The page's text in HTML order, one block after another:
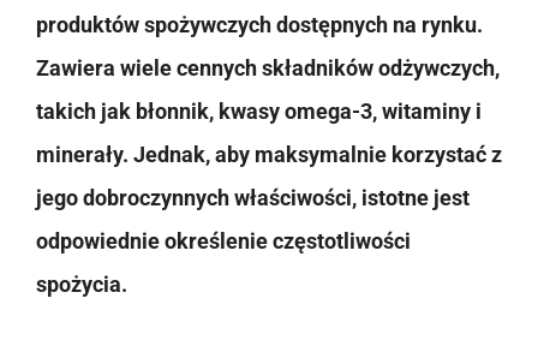
produktów spożywczych dostępnych na rynku.
Zawiera wiele cennych składników odżywczych,
takich jak błonnik, kwasy omega-3, witaminy i
minerały. Jednak, aby maksymalnie korzystać z
jego dobroczynnych właściwości, istotne jest
odpowiednie określenie częstotliwości
spożycia.